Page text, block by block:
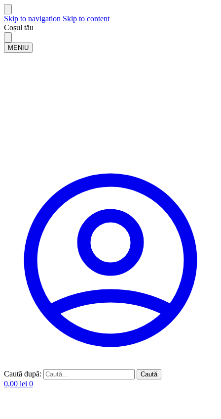
Skip to navigation Skip to content
Coșul tău
MENIU
Caută după: Caută
0,00 lei 0